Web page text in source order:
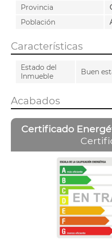
Provincia
Población
Características
Estado del
Inmueble
Buen
Acabados
Certificado